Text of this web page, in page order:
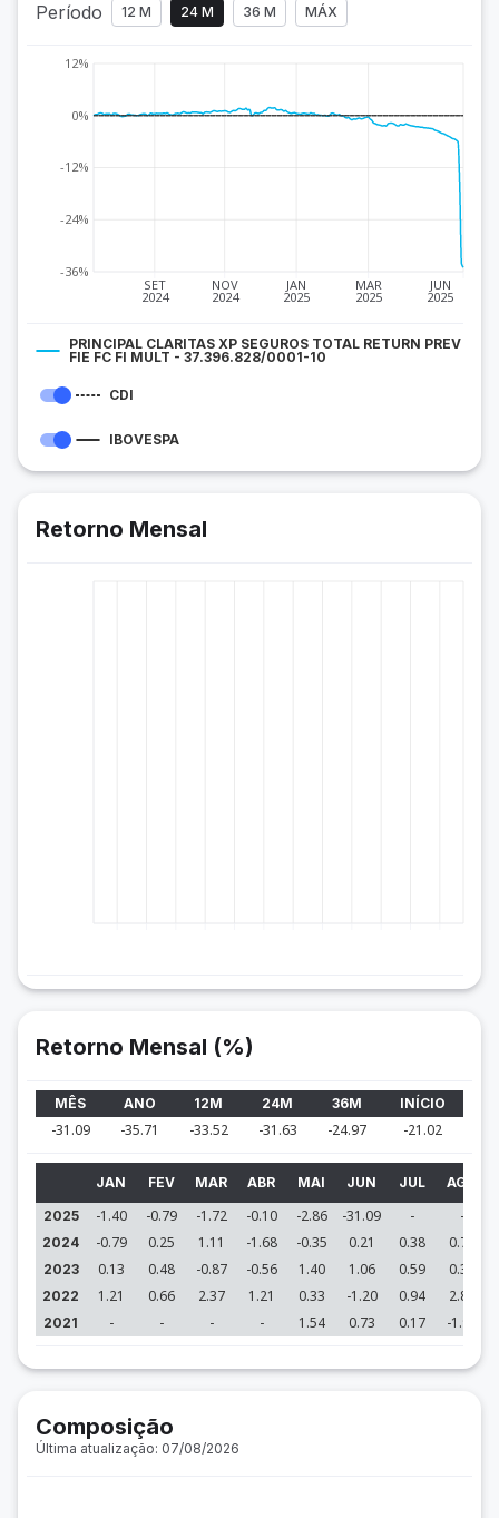
Período 12 M 24 M 36 M MÁX
SET
2024
NOV
2024
JAN
2025
MAR
2025
JUN
2025
-36%
-24%
-12%
0%
12%
PRINCIPAL CLARITAS XP SEGUROS TOTAL RETURN PREV
FIE FC FI MULT - 37.396.828/0001-10
CDI
IBOVESPA
Retorno Mensal
Retorno Mensal (%)
MÊS ANO 12M 24M 36M INÍCIO
-31.09 -35.71 -33.52 -31.63 -24.97 -21.02
JAN FEV MAR ABR MAI JUN JUL AGO
2025
-1.40 -0.79 -1.72 -0.10 -2.86 -31.09 - -
2024 -0.79 0.25 1.11 -1.68 -0.35 0.21 0.38 0.74
2023 0.13 0.48 -0.87 -0.56 1.40 1.06 0.59 0.31
2022 1.21 0.66 2.37 1.21 0.33 -1.20 0.94 2.83
2021 - - - - 1.54 0.73 0.17 -1.94
Composição
Última atualização: 07/08/2026